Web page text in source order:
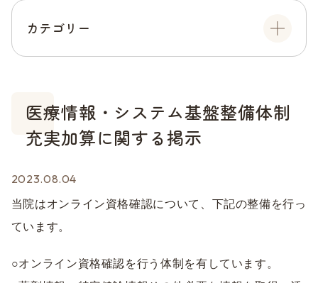
カテゴリー
医療情報・システム基盤整備体制
充実加算に関する掲示
2023.08.04
当院はオンライン資格確認について、下記の整備を行っ
ています。
○オンライン資格確認を行う体制を有しています。